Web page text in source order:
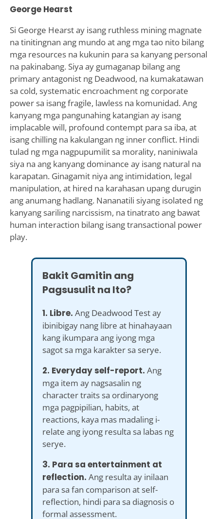
George Hearst
Si George Hearst ay isang ruthless mining magnate
na tinitingnan ang mundo at ang mga tao nito bilang
mga resources na kukunin para sa kanyang personal
na pakinabang. Siya ay gumaganap bilang ang
primary antagonist ng Deadwood, na kumakatawan
sa cold, systematic encroachment ng corporate
power sa isang fragile, lawless na komunidad. Ang
kanyang mga pangunahing katangian ay isang
implacable will, profound contempt para sa iba, at
isang chilling na kakulangan ng inner conflict. Hindi
tulad ng mga nagpupumilit sa morality, naniniwala
siya na ang kanyang dominance ay isang natural na
karapatan. Ginagamit niya ang intimidation, legal
manipulation, at hired na karahasan upang durugin
ang anumang hadlang. Nananatili siyang isolated ng
kanyang sariling narcissism, na tinatrato ang bawat
human interaction bilang isang transactional power
play.
Bakit Gamitin ang
Pagsusulit na Ito?
1. Libre. Ang Deadwood Test ay
ibinibigay nang libre at hinahayaan
kang ikumpara ang iyong mga
sagot sa mga karakter sa serye.
2. Everyday self-report. Ang
mga item ay nagsasalin ng
character traits sa ordinaryong
mga pagpipilian, habits, at
reactions, kaya mas madaling i-
relate ang iyong resulta sa labas ng
serye.
3. Para sa entertainment at
reflection. Ang resulta ay inilaan
para sa fan comparison at self-
reflection, hindi para sa diagnosis o
formal assessment.